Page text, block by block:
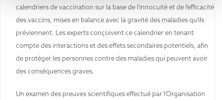
calendriers de vaccination sur la base de l'innocuité et de l'efficacité
des vaccins, mises en balance avec la gravité des maladies qu'ils
préviennent. Les experts conçoivent ce calendrier en tenant
compte des interactions et des effets secondaires potentiels, afin
de protéger les personnes contre des maladies qui peuvent avoir
des conséquences graves.
Un examen des preuves scientifiques effectué par l'Organisation